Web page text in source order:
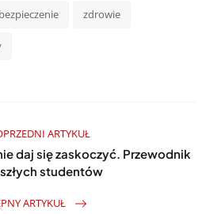
zdrowie
ARTYKUŁ
daj się zaskoczyć. Przewodnik
studentów
ARTYKUŁ